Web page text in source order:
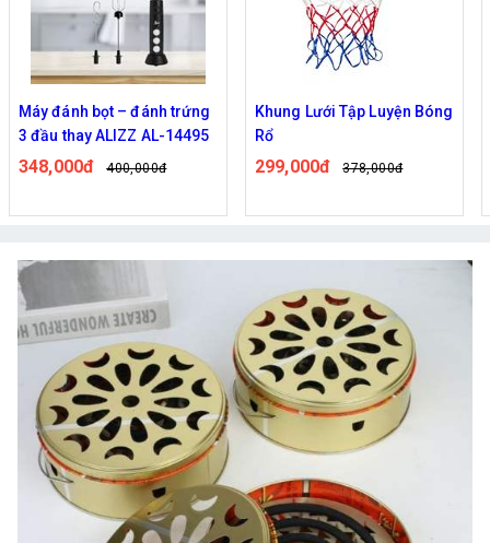
Máy đánh bọt – đánh trứng
3 đầu thay ALIZZ AL-14495
348,000đ 400,000đ
Khung Lưới Tập Luyện Bóng
Rổ
299,000đ 378,000đ